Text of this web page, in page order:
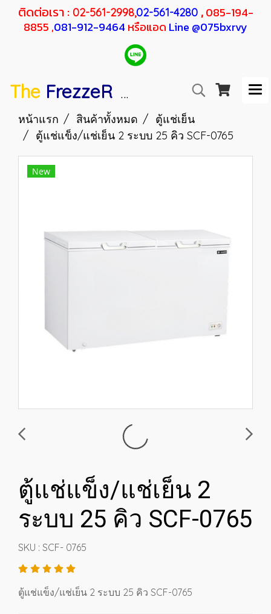
ติดต่อเรา : 02-561-2998,02-561-4280 ,085-194-
8855 ,081-912-9464หรือแอด Line @075bxrvy
The FrezzeR SANDEN F RESHER
หน้าแรก สินค้าทั้งหมด
ตู้แช่เย็น
ตู้แช่แข็ง/แช่เย็น 2 ระบบ 25 คิว SCF-0765
New
ตู้แช่แข็ง/แช่เย็น 2
ระบบ 25 คิว SCF-0765
SKU : SCF- 0765
ตู้แช่แข็ง/แช่เย็น 2 ระบบ 25 คิว SCF-0765